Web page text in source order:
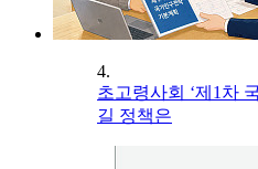
4.
초고령사회 ‘제1차
길 정책은